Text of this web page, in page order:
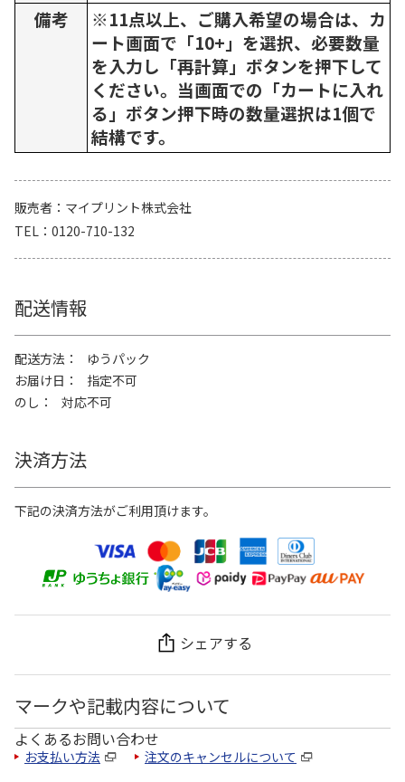
備考
※11点以上、ご購入希望の場合は、カ
ート画面で「10+」を選択、必要数量
を入力し「再計算」ボタンを押下して
ください。当画面での「カートに入れ
る」ボタン押下時の数量選択は1個で
結構です。
販売者
マイプリント株式会社
TEL
0120-710-132
配送情報
配送方法
ゆうパック
お届け日
指定不可
のし
対応不可
決済方法
下記の決済方法がご利用頂けます。
シェアする
マークや記載内容について
よくあるお問い合わせ
お支払い方法 注文のキャンセルについて